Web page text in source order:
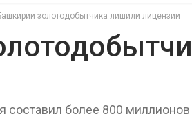
золотодобытчика лишили лицензии
составил более 800 миллионов
Нижнего
Авг 7, 2026